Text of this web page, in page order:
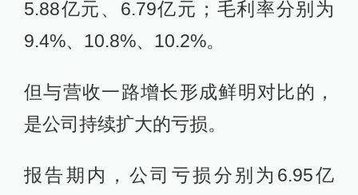
5.88亿元、6.79亿元；毛利率分别为
9.4%、10.8%、10.2%。
但与营收一路增长形成鲜明对比的，
是公司持续扩大的亏损。
报告期内，公司亏损分别为6.95亿